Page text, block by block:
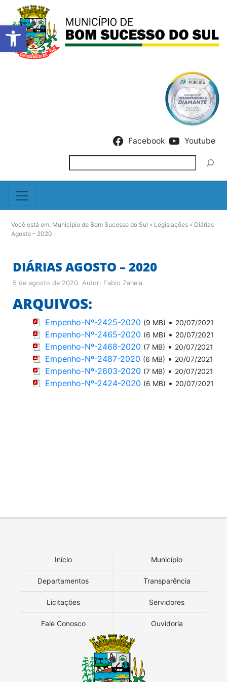
Barra de Ferramentas
Facebook Youtube
Você está em: Município de Bom Sucesso do Sul » Legislações » Diárias
Agosto – 2020
DIÁRIAS AGOSTO – 2020
5 de agosto de 2020. Autor: Fabio Zanela
ARQUIVOS:
Empenho-Nº-2425-2020 (9 MB) • 20/07/2021
Empenho-Nº-2465-2020 (6 MB) • 20/07/2021
Empenho-Nº-2468-2020 (7 MB) • 20/07/2021
Empenho-Nº-2487-2020 (6 MB) • 20/07/2021
Empenho-Nº-2603-2020 (7 MB) • 20/07/2021
Empenho-Nº-2424-2020 (6 MB) • 20/07/2021
Início Município
Departamentos Transparência
Licitações Servidores
Fale Conosco Ouvidoria